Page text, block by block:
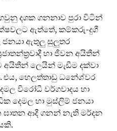
දශක ගනනාව පුරා විටින්
ඇත්තේ, කම්කරු-දුගී
ඇතුලු සුලුතර
හා ජීවන අයිතීන්
අයිතීන් ලෙයින් මැඩීම දක්වා
හෙලත්තාඩු ධනේශ්වර
විරෝධී වර්ගවාදය හා
දෙමල හා මුස්ලිම් ජනයා
ආදී ගනන් නැති මර්දන